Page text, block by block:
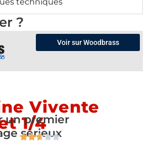
?
Voir sur Woodbrass
Vivente
1/4
un premier
sérieux